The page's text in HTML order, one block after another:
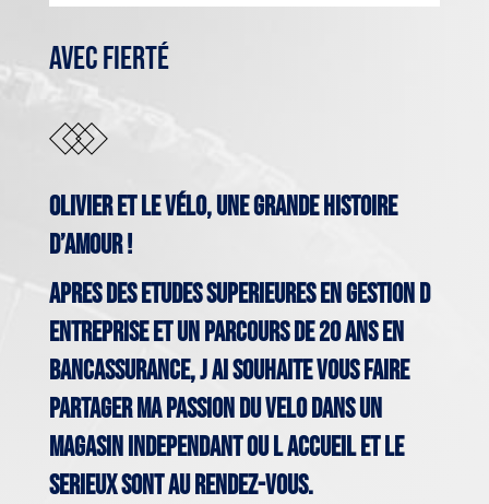
AVEC FIERTÉ
Olivier et le vélo, une grande histoire
d’amour !
APRES DES ETUDES SUPERIEURES EN GESTION D
ENTREPRISE ET UN PARCOURS DE 20 ANS EN
BANCASSURANCE, J AI SOUHAITE VOUS FAIRE
PARTAGER MA PASSION DU VELO DANS UN
MAGASIN INDEPENDANT OU L ACCUEIL ET LE
SERIEUX SONT AU RENDEZ-VOUS.